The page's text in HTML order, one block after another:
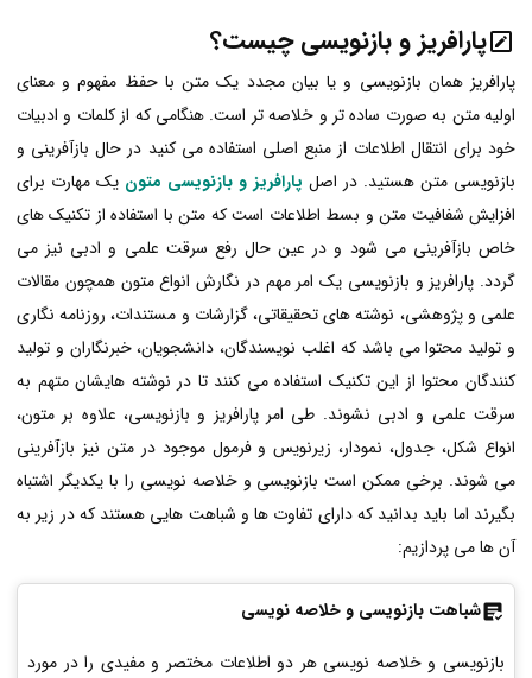
پارافریز و بازنویسی چیست؟
پارافریز همان بازنویسی و یا بیان مجدد یک متن با حفظ مفهوم و معنای
اولیه متن به صورت ساده تر و خلاصه تر است. هنگامی که از کلمات و ادبیات
خود برای انتقال اطلاعات از منبع اصلی استفاده می کنید در حال بازآفرینی و
بازنویسی متن هستید. در اصل پارافریز و بازنویسی متون یک مهارت برای
افزایش شفافیت متن و بسط اطلاعات است که متن با استفاده از تکنیک های
خاص بازآفرینی می شود و در عین حال رفع سرقت علمی و ادبی نیز می
گردد. پارافریز و بازنویسی یک امر مهم در نگارش انواع متون همچون مقالات
علمی و پژوهشی، نوشته های تحقیقاتی، گزارشات و مستندات، روزنامه نگاری
و تولید محتوا می باشد که اغلب نویسندگان، دانشجویان، خبرنگاران و تولید
کنندگان محتوا از این تکنیک استفاده می کنند تا در نوشته هایشان متهم به
سرقت علمی و ادبی نشوند. طی امر پارافریز و بازنویسی، علاوه بر متون،
انواع شکل، جدول، نمودار، زیرنویس و فرمول موجود در متن نیز بازآفرینی
می شوند. برخی ممکن است بازنویسی و خلاصه نویسی را با یکدیگر اشتباه
بگیرند اما باید بدانید که دارای تفاوت ها و شباهت هایی هستند که در زیر به
آن ها می پردازیم:
شباهت بازنویسی و خلاصه نویسی
بازنویسی و خلاصه نویسی هر دو اطلاعات مختصر و مفیدی را در مورد